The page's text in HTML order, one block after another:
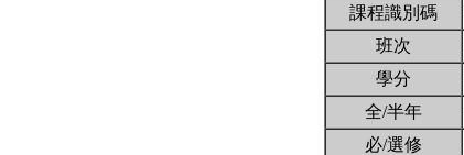
課程識別碼
班次
學分
全/半年
必/選修